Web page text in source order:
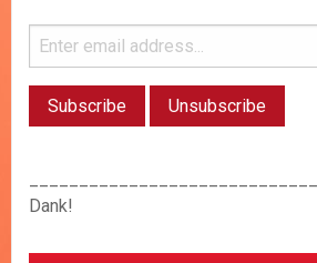
Dank!